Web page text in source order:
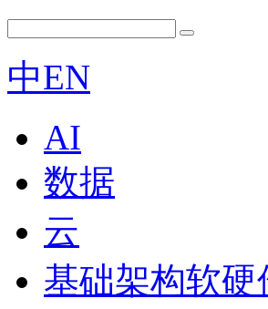
中EN
AI
数据
云
基础架构软硬